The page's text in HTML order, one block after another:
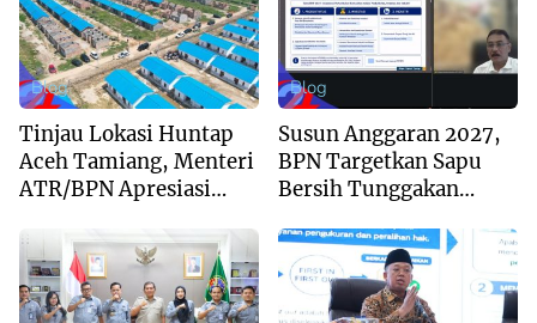
Blog
Tinjau Lokasi Huntap
Aceh Tamiang, Menteri
ATR/BPN Apresiasi
Buddha Tzu Chi dan
Aguan
Blog
Susun Anggaran 2027,
BPN Targetkan Sapu
Bersih Tunggakan
Kepastian Waktu
Layanan